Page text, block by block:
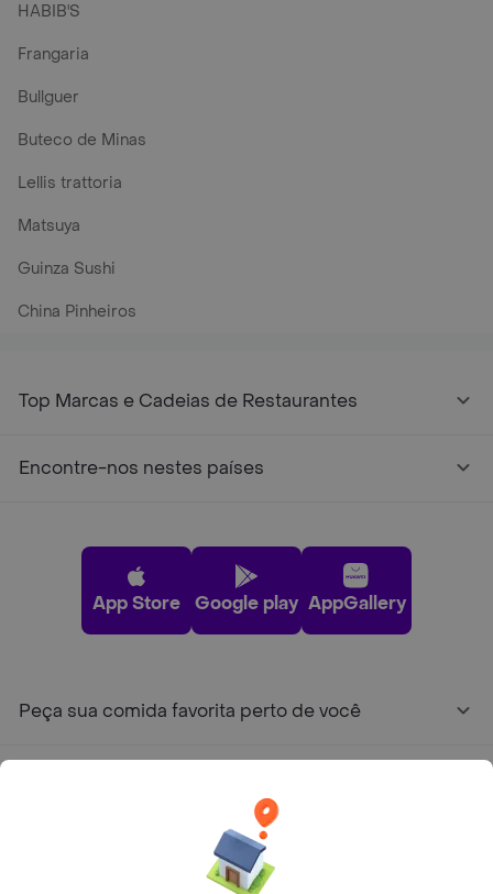
HABIB'S
Frangaria
Bullguer
Buteco de Minas
Lellis trattoria
Matsuya
Guinza Sushi
China Pinheiros
Top Marcas e Cadeias de Restaurantes
Encontre-nos nestes países
App Store Google play AppGallery
Peça sua comida favorita perto de você